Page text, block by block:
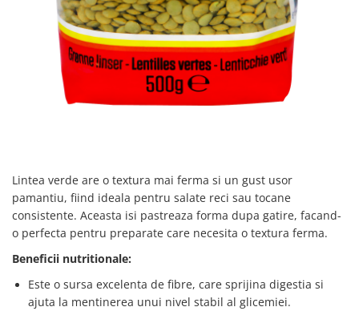
Lintea verde are o textura mai ferma si un gust usor
pamantiu, fiind ideala pentru salate reci sau tocane
consistente. Aceasta isi pastreaza forma dupa gatire, facand-
o perfecta pentru preparate care necesita o textura ferma.
Beneficii nutritionale:
Este o sursa excelenta de fibre, care sprijina digestia si
ajuta la mentinerea unui nivel stabil al glicemiei.